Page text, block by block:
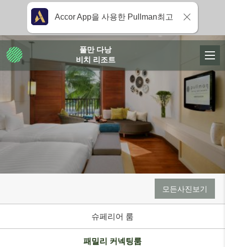
모든사진보기
슈페리어 룸
패밀리 커넥팅룸
풀만 다낭
비치 리조트
Accor App을 사용한 Pullman최고